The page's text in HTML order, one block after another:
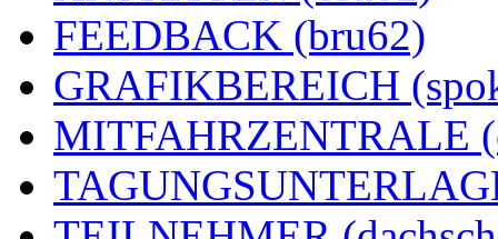
FEEDBACK (bru62)
GRAFIKBEREICH
MITFAHRZENTRALE